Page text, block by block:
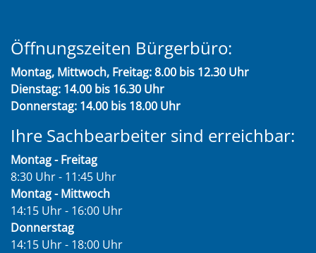
Öffnungszeiten Bürgerbüro:
Montag, Mittwoch, Freitag: 8.00 bis 12.30 Uhr
Dienstag: 14.00 bis 16.30 Uhr
Donnerstag: 14.00 bis 18.00 Uhr
Ihre Sachbearbeiter sind erreichbar:
Montag - Freitag
8:30 Uhr - 11:45 Uhr
Montag - Mittwoch
14:15 Uhr - 16:00 Uhr
Donnerstag
14:15 Uhr - 18:00 Uhr